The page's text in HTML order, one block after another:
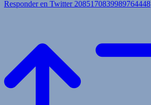
Responder en Twitter 2085170839989764448